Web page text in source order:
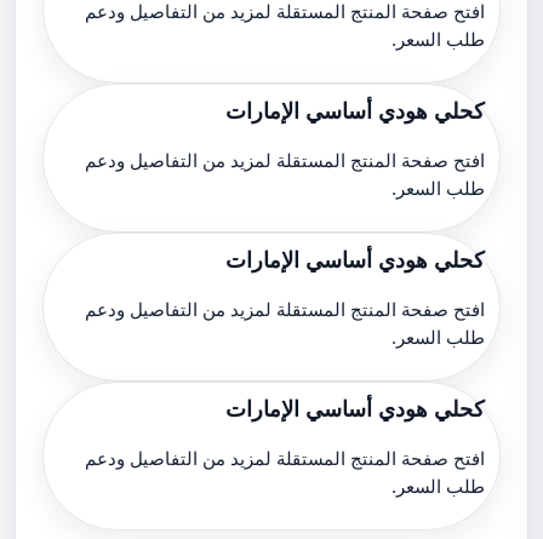
افتح صفحة المنتج المستقلة لمزيد من التفاصيل ودعم
طلب السعر.
كحلي هودي أساسي الإمارات
افتح صفحة المنتج المستقلة لمزيد من التفاصيل ودعم
طلب السعر.
كحلي هودي أساسي الإمارات
افتح صفحة المنتج المستقلة لمزيد من التفاصيل ودعم
طلب السعر.
كحلي هودي أساسي الإمارات
افتح صفحة المنتج المستقلة لمزيد من التفاصيل ودعم
طلب السعر.